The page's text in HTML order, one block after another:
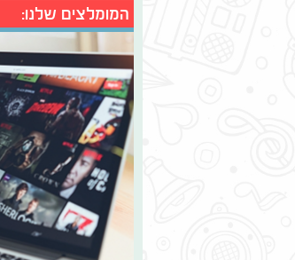
המומלצים שלנו: